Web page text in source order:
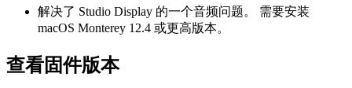
解决了 Studio Display 的一个音频问题。 需要安装
macOS Monterey 12.4 或更高版本。
查看固件版本